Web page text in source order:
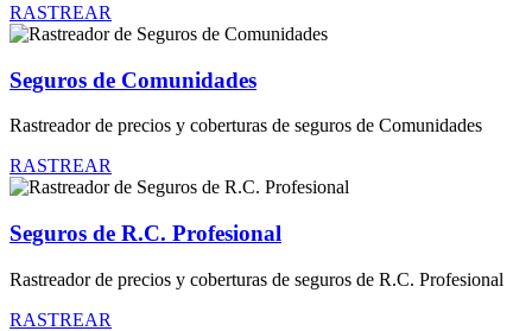
RASTREAR
Seguros de Comunidades
Rastreador de precios y coberturas de seguros de Comunidades
RASTREAR
Seguros de R.C. Profesional
Rastreador de precios y coberturas de seguros de R.C. Profesional
RASTREAR